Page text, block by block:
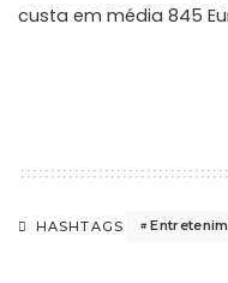
custa em média 845
HASHTAGS